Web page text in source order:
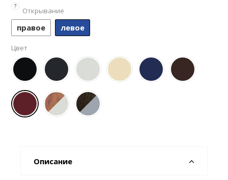
?
Открывание
правое левое
Цвет
Описание